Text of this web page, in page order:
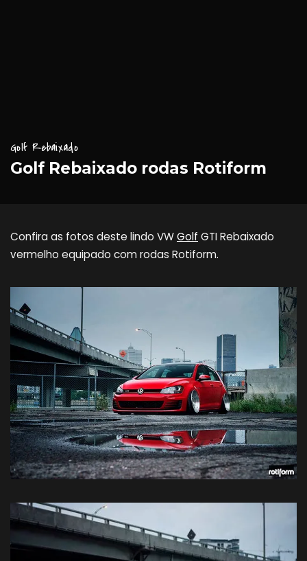
Golf Rebaixado
Golf Rebaixado rodas Rotiform
Confira as fotos deste lindo VWGolf GTI Rebaixado
vermelho equipado com rodas Rotiform.